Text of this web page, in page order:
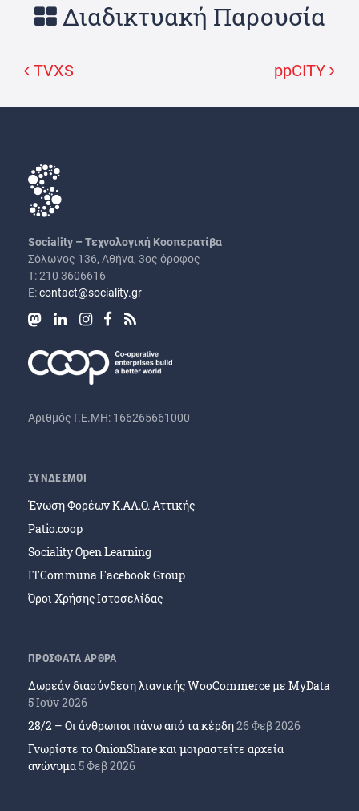
Διαδικτυακή Παρουσία
TVXS ppCITY
Sociality – Τεχνολογική Κοοπερατίβα
Σόλωνος 136, Αθήνα, 3ος όροφος
Τ: 210 3606616
Ε:contact@sociality.gr
Αριθμός Γ.Ε.ΜΗ: 166265661000
ΣΥΝΔΕΣΜΟΙ
Ένωση Φορέων Κ.ΑΛ.Ο. Αττικής
Patio.coop
Sociality Open Learning
ITCommuna Facebook Group
Όροι Χρήσης Ιστοσελίδας
ΠΡΟΣΦΑΤΑ ΑΡΘΡΑ
Δωρεάν διασύνδεση λιανικής WooCommerce με MyData
5 Ιούν 2026
28/2 – Οι άνθρωποι πάνω από τα κέρδη26 Φεβ 2026
Γνωρίστε το OnionShare και μοιραστείτε αρχεία
ανώνυμα5 Φεβ 2026